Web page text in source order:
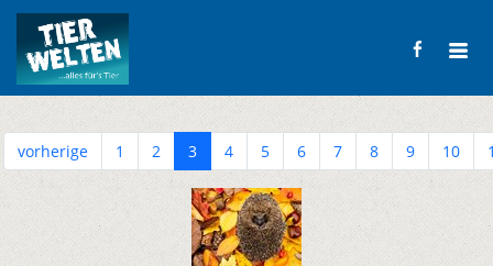
vorherige 1 2 3 4 5 6 7 8 9 10